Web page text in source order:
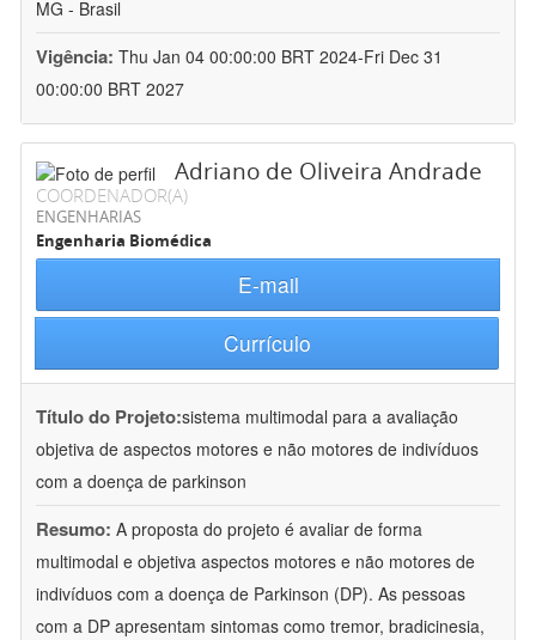
MG - Brasil
Vigência: Thu Jan 04 00:00:00 BRT 2024-Fri Dec 31
00:00:00 BRT 2027
Adriano de Oliveira Andrade
COORDENADOR(A)
ENGENHARIAS
Engenharia Biomédica
E-mail
Currículo
Título do Projeto:sistema multimodal para a avaliação
objetiva de aspectos motores e não motores de indivíduos
com a doença de parkinson
Resumo: A proposta do projeto é avaliar de forma
multimodal e objetiva aspectos motores e não motores de
indivíduos com a doença de Parkinson (DP). As pessoas
com a DP apresentam sintomas como tremor, bradicinesia,